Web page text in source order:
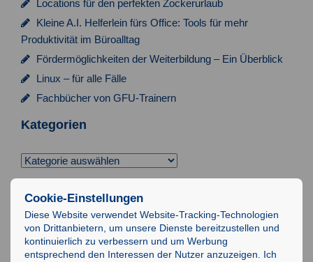
Locations für den perfekten Zockerurlaub
Kleine A.I. Helferlein fürs Office: Tools für mehr
Produktivität im Büroalltag
Fördermöglichkeiten der Weiterbildung – Ein Überblick
Linux – für alle Fälle
Fachbücher von GFU-Trainern
Kategorien
Kategorien
nach:
Impressum
Cookie-Einstellungen
Diese Website verwendet Website-Tracking-Technologien
von Drittanbietern, um unsere Dienste bereitzustellen und
kontinuierlich zu verbessern und um Werbung
entsprechend den Interessen der Nutzer anzuzeigen. Ich